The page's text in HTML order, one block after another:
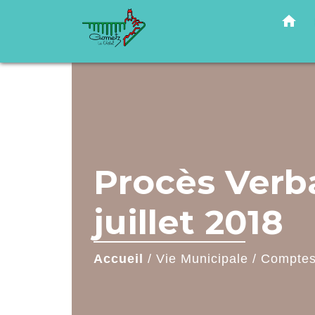
home
Procès
juillet 2018
Accueil / Vie Municipale /